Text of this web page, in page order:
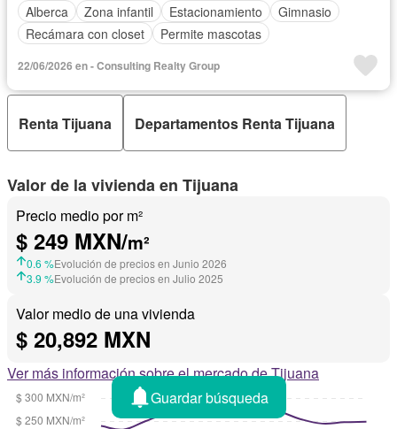
Alberca
Zona infantil Estacionamiento
Gimnasio
Recámara con closet
Permite mascotas
22/06/2026 en - Consulting Realty Group
Renta Tijuana Departamentos Renta Tijuana
Valor de la vivienda en Tijuana
Precio medio por m²
$ 249 MXN/m²
0.6 %Evolución de precios en Junio 2026
3.9 %Evolución de precios en Julio 2025
Valor medio de una vivienda
$ 20,892 MXN
Ver más información sobre el mercado de Tijuana
Guardar búsqueda